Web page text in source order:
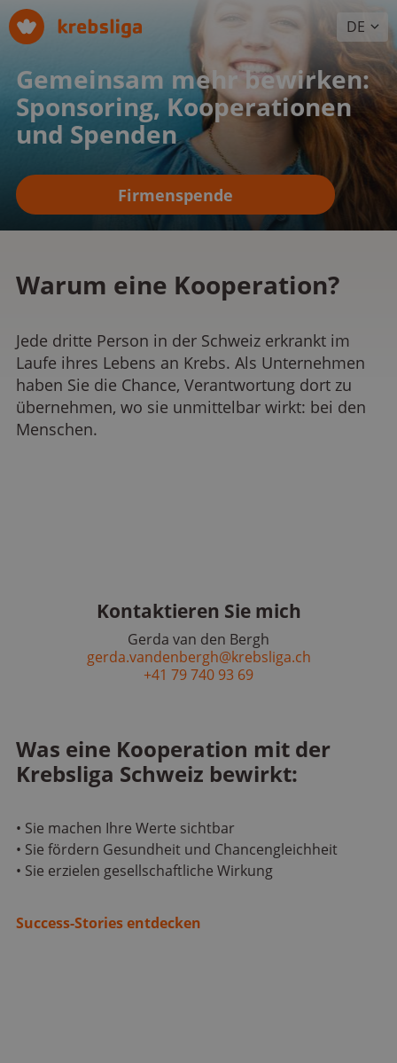
DE
Gemeinsam mehr bewirken:
Sponsoring, Kooperationen
und Spenden
Firmenspende
Warum eine Kooperation?
Jede dritte Person in der Schweiz erkrankt im
Laufe ihres Lebens an Krebs. Als Unternehmen
haben Sie die Chance, Verantwortung dort zu
übernehmen, wo sie unmittelbar wirkt: bei den
Menschen.
Was eine Kooperation mit der
Krebsliga Schweiz bewirkt:
• Sie machen Ihre Werte sichtbar
• Sie fördern Gesundheit und Chancengleichheit
• Sie erzielen gesellschaftliche Wirkung
Success-Stories entdecken
Kontaktieren Sie mich
Gerda van den Bergh
gerda.vandenbergh@krebsliga.ch
+41 79 740 93 69